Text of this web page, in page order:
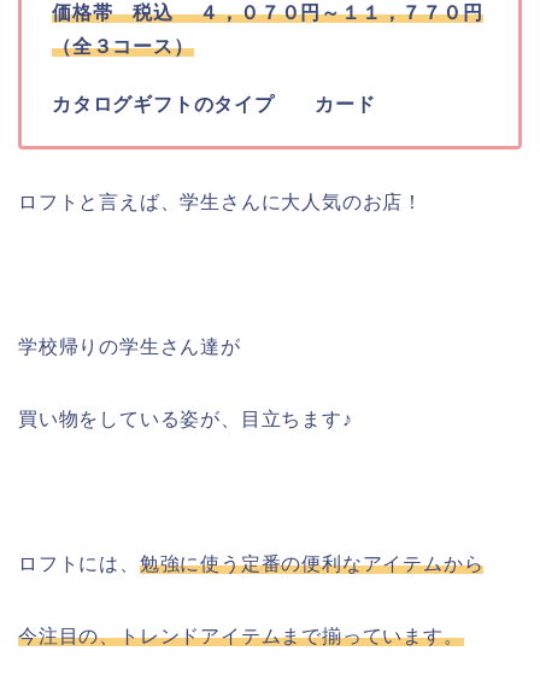
価格帯 税込 ４，０７０円～１１，７７０円
（全３コース）
カタログギフトのタイプ カード
ロフトと言えば、学生さんに大人気のお店！
学校帰りの学生さん達が
買い物をしている姿が、目立ちます♪
ロフトには、 勉強に使う定番の便利なアイテムから
今注目の、トレンドアイテムまで揃っています。